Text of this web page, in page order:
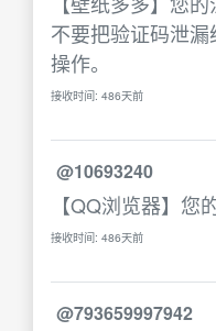
不要把验证码泄
操作。
接收时间: 486天前
@10693240
【QQ浏览器】您
接收时间: 486天前
@793659997942